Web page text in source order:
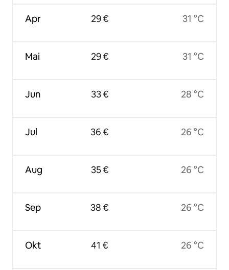
Apr
Mai
Jun
Jul
Aug
Sep
Okt
29 €
29 €
33 €
36 €
35 €
38 €
41 €
31 °C
31 °C
28 °C
26 °C
26 °C
26 °C
26 °C